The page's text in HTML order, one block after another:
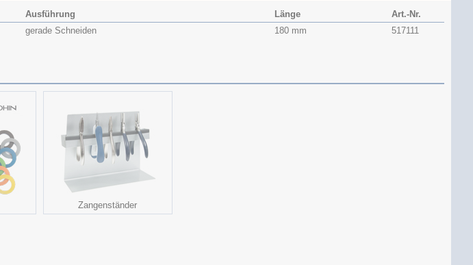
Ausführung Länge
Art.-Nr.
gerade Schneiden 180 mm 517111
Zangenständer